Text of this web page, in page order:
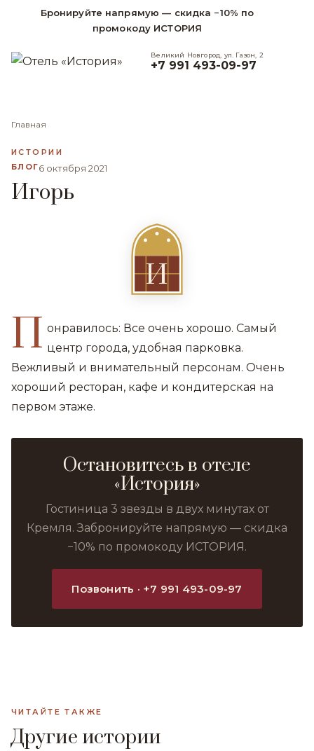
Бронируйте напрямую — скидка −10% по
промокоду ИСТОРИЯ
Великий Новгород, ул. Газон, 2
+7 991 493-09-97
Главная
ИСТОРИИ
БЛОГ6 октября 2021
Игорь
И
П онравилось: Все очень хорошо. Самый
центр города, удобная парковка.
Вежливый и внимательный персонам. Очень
хороший ресторан, кафе и кондитерская на
первом этаже.
Остановитесь в отеле
«История»
Гостиница 3 звезды в двух минутах от
Кремля. Забронируйте напрямую — скидка
−10% по промокоду ИСТОРИЯ.
Позвонить · +7 991 493-09-97
ЧИТАЙТЕ ТАКЖЕ
Другие истории